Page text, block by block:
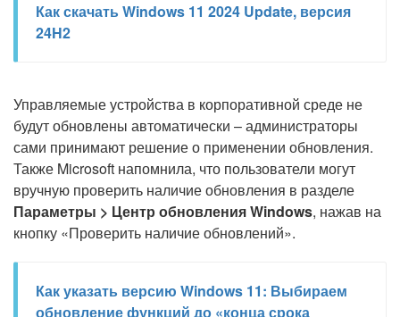
Как скачать Windows 11 2024 Update, версия
24H2
Управляемые устройства в корпоративной среде не
будут обновлены автоматически – администраторы
сами принимают решение о применении обновления.
Также Microsoft напомнила, что пользователи могут
вручную проверить наличие обновления в разделе
Параметры > Центр обновления Windows, нажав на
кнопку «Проверить наличие обновлений».
Как указать версию Windows 11: Выбираем
обновление функций до «конца срока